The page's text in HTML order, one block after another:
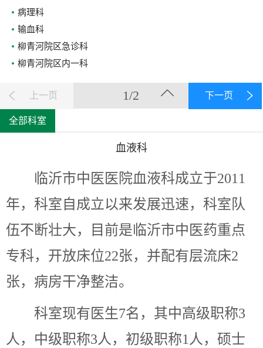
病理科
输血科
柳青河院区急诊科
柳青河院区内一科
上一页 1/2 下一页
全部科室
血液科
临沂市中医医院血液科成立于2011
年，科室自成立以来发展迅速，科室队
伍不断壮大，目前是临沂市中医药重点
专科，开放床位22张，并配有层流床2
张，病房干净整洁。
科室现有 医生7名，其中高级职称3
人，中级职称3人，初级职称1人，硕士